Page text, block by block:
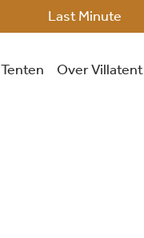
Last Minute
Tenten Over Villatent